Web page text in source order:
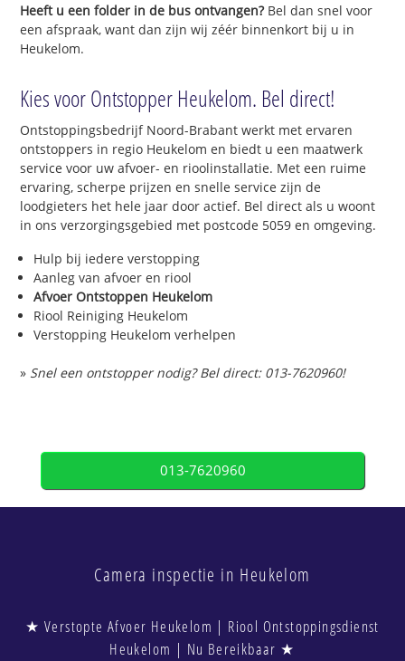
Heeft u een folder in de bus ontvangen?Bel dan snel voor
een afspraak, want dan zijn wij zéér binnenkort bij u in
Heukelom.
Kies voor Ontstopper Heukelom. Bel direct!
Ontstoppingsbedrijf Noord-Brabant werkt met ervaren
ontstoppers in regio Heukelom en biedt u een maatwerk
service voor uw afvoer- en rioolinstallatie. Met een ruime
ervaring, scherpe prijzen en snelle service zijn de
loodgieters het hele jaar door actief. Bel direct als u woont
in ons verzorgingsgebied met postcode 5059 en omgeving.
Hulp bij iedere verstopping
Aanleg van afvoer en riool
Afvoer Ontstoppen Heukelom
Riool Reiniging Heukelom
Verstopping Heukelom verhelpen
» Snel een ontstopper nodig? Bel direct: 013-7620960!
013-7620960
Camera inspectie in Heukelom
★ Verstopte Afvoer Heukelom | Riool Ontstoppingsdienst
Heukelom | Nu Bereikbaar ★